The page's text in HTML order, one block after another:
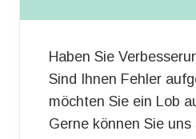
Haben Sie
Sind Ihnen Fehler
möchten Sie ein Lob
Gerne können Sie uns